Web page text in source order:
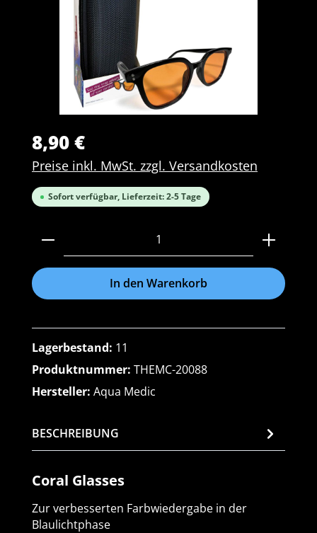
8,90 €
Preise inkl. MwSt. zzgl. Versandkosten
Sofort verfügbar, Lieferzeit: 2-5 Tage
Produkt Anzahl: Gib den gewünschten Wert
In den Warenkorb
Lagerbestand: 11
Produktnummer: THEMC-20088
Hersteller: Aqua Medic
BESCHREIBUNG
Coral Glasses
Zur verbesserten Farbwiedergabe in der
Blaulichtphase